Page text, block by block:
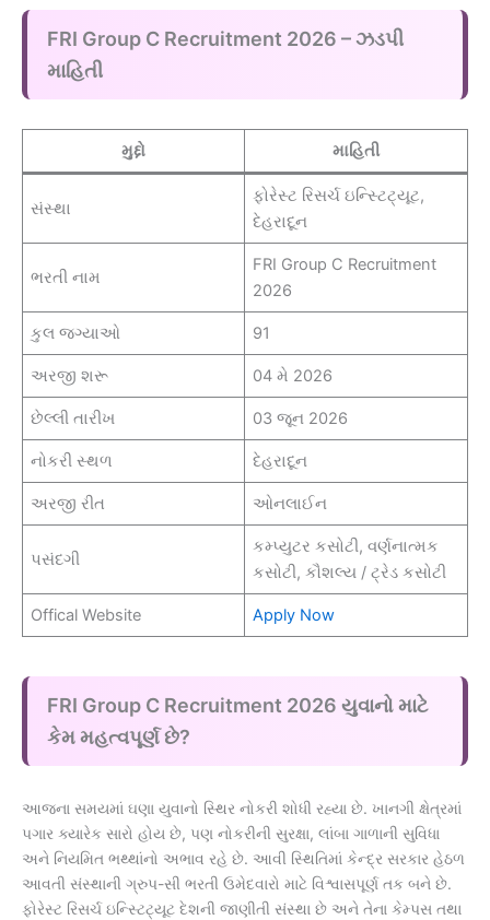
FRI Group C Recruitment 2026 – ઝડપી
માહિતી
મુદ્દો માહિતી
સંસ્થા
ફોરેસ્ટ રિસર્ચ ઇન્સ્ટિટ્યૂટ,
દેહરાદૂન
ભરતી નામ
FRI Group C Recruitment
2026
કુલ જગ્યાઓ 91
અરજી શરૂ 04 મે 2026
છેલ્લી તારીખ 03 જૂન 2026
નોકરી સ્થળ દેહરાદૂન
અરજી રીત ઓનલાઈન
પસંદગી
કમ્પ્યુટર કસોટી, વર્ણનાત્મક
કસોટી, કૌશલ્ય / ટ્રેડ કસોટી
Offical Website Apply Now
FRI Group C Recruitment 2026 યુવાનો માટે
કેમ મહત્વપૂર્ણ છે?
આજના સમયમાં ઘણા યુવાનો સ્થિર નોકરી શોધી રહ્યા છે. ખાનગી ક્ષેત્રમાં
પગાર ક્યારેક સારો હોય છે, પણ નોકરીની સુરક્ષા, લાંબા ગાળાની સુવિધા
અને નિયમિત ભથ્થાંનો અભાવ રહે છે. આવી સ્થિતિમાં કેન્દ્ર સરકાર હેઠળ
આવતી સંસ્થાની ગ્રુપ-સી ભરતી ઉમેદવારો માટે વિશ્વાસપૂર્ણ તક બને છે.
ફોરેસ્ટ રિસર્ચ ઇન્સ્ટિટ્યૂટ દેશની જાણીતી સંસ્થા છે અને તેના કેમ્પસ તથા